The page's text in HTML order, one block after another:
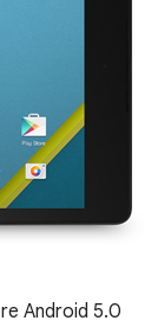
Android 5.0